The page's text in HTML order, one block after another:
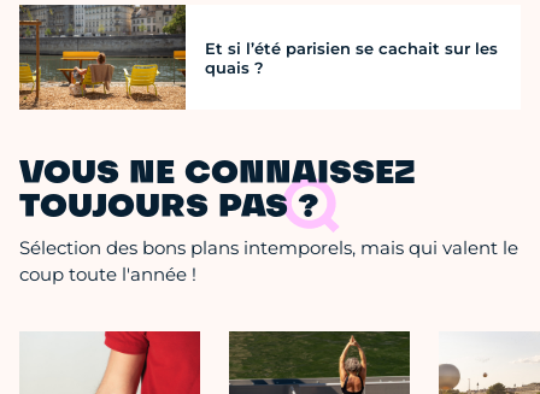
Et si l’été parisien se cachait sur les
quais ?
VOUS NE CONNAISSEZ
TOUJOURS PAS ?
Sélection des bons plans intemporels, mais qui valent le
coup toute l'année !